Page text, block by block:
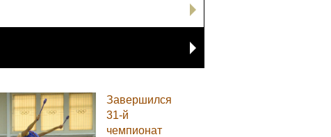
Завершился
31-й
чемпионат